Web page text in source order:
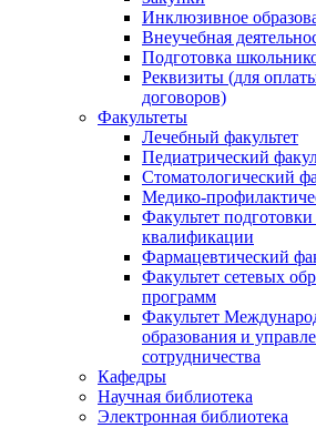
Инклюзивное
Внеучебная
Подготовка
Реквизиты (для
договоров)
Факультеты
Лечебный факультет
Педиатрический
Стоматологический
Медико-
Факультет
квалификации
Фармацевтический
Факультет сетевых
программ
Факультет
образования и
сотрудничества
Кафедры
Научная библиотека
Электронная библиотека